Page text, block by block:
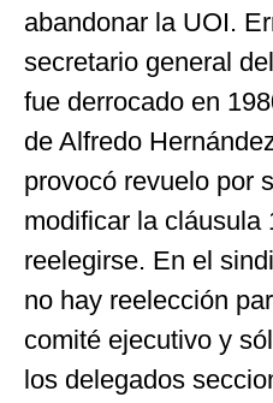
abandonar la UOI.
secretario general
fue derrocado en
de Alfredo
provocó revuelo por
modificar la cláusula
reelegirse. En el
no hay reelección
comité ejecutivo y
los delegados